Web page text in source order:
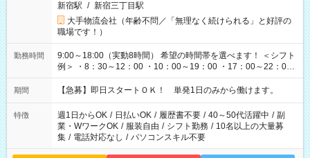
新宿駅 / 新宿三丁目駅
大手物流会社（年齢不問／「無理なく続けられる」と好評の
職場です！）
勤務時間
9:00～18:00（実動8時間） 希望の時間帯を選べます！ ＜シフト
例＞ ・8：30～12：00 ・10：00～19：00 ・17：00～22：00
・13：00～22：00 ・22：00～翌6：00 など
期間 【急募】即日スタートＯＫ！ 単発1日のみから働けます。
特徴 週1日からOK / 日払いOK / 履歴書不要 / 40～50代活躍中 / 副
業・WワークOK / 服装自由 / シフト勤務 / 10名以上の大量募
集 / 電話対応なし / パソコンスキル不要